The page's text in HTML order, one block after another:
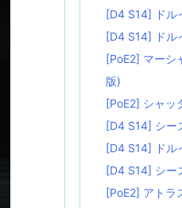
[D4 S14] ドル
[D4 S14] ドル
[PoE2] マーシ
版)
[PoE2] シャッ
[D4 S14] シー
[D4 S14] ドル
[D4 S14] シー
[PoE2] アトラ